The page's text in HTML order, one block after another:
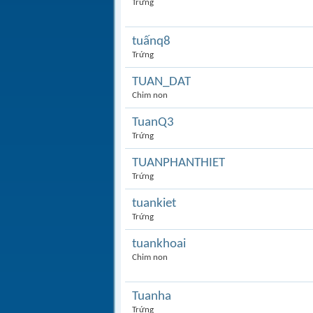
Trứng
tuấnq8
Trứng
TUAN_DAT
Chim non
TuanQ3
Trứng
TUANPHANTHIET
Trứng
tuankiet
Trứng
tuankhoai
Chim non
Tuanha
Trứng